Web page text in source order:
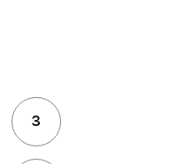
3